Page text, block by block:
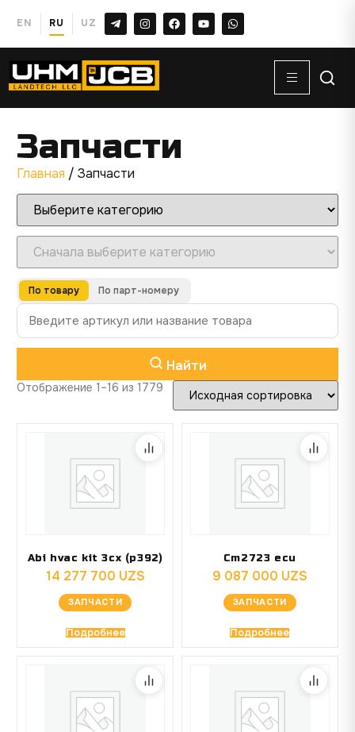
EN RU UZ
Запчасти
Главная / Запчасти
По товару По парт-номеру
Найти
Отображение 1–16 из 1779
Abi hvac kit 3cx (p392)
14 277 700 UZS
ЗАПЧАСТИ
Подробнее
Cm2723 ecu
9 087 000 UZS
ЗАПЧАСТИ
Подробнее